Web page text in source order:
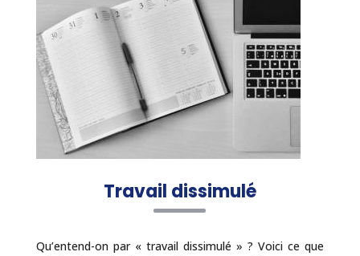
Travail dissimulé
Qu’entend-on par « travail dissimulé » ? Voici ce que